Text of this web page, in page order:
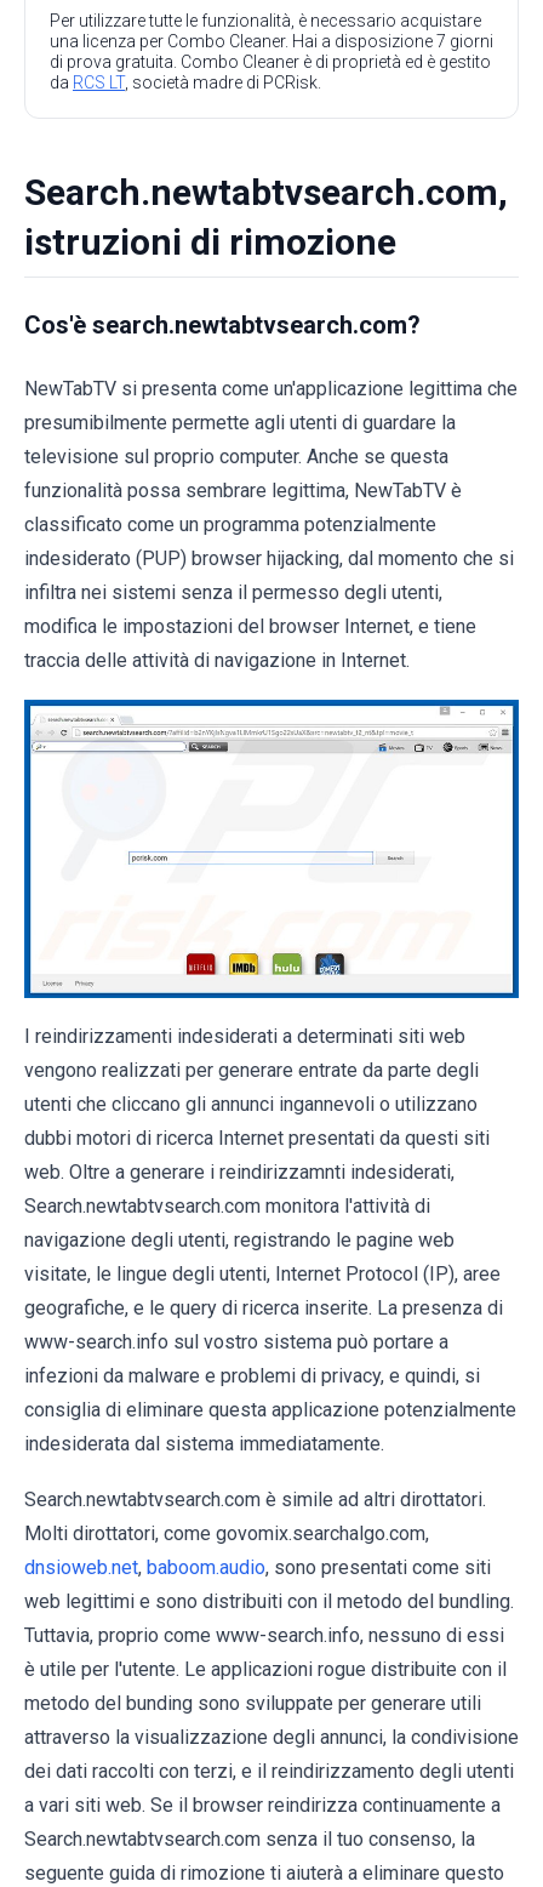
Per utilizzare tutte le funzionalità, è necessario acquistare
una licenza per Combo Cleaner. Hai a disposizione 7 giorni
di prova gratuita. Combo Cleaner è di proprietà ed è gestito
da RCS LT, società madre di PCRisk.
Search.newtabtvsearch.com,
istruzioni di rimozione
Cos'è search.newtabtvsearch.com?
NewTabTV si presenta come un'applicazione legittima che
presumibilmente permette agli utenti di guardare la
televisione sul proprio computer. Anche se questa
funzionalità possa sembrare legittima, NewTabTV è
classificato come un programma potenzialmente
indesiderato (PUP) browser hijacking, dal momento che si
infiltra nei sistemi senza il permesso degli utenti,
modifica le impostazioni del browser Internet, e tiene
traccia delle attività di navigazione in Internet.
I reindirizzamenti indesiderati a determinati siti web
vengono realizzati per generare entrate da parte degli
utenti che cliccano gli annunci ingannevoli o utilizzano
dubbi motori di ricerca Internet presentati da questi siti
web. Oltre a generare i reindirizzamnti indesiderati,
Search.newtabtvsearch.com monitora l'attività di
navigazione degli utenti, registrando le pagine web
visitate, le lingue degli utenti, Internet Protocol (IP), aree
geografiche, e le query di ricerca inserite. La presenza di
www-search.info sul vostro sistema può portare a
infezioni da malware e problemi di privacy, e quindi, si
consiglia di eliminare questa applicazione potenzialmente
indesiderata dal sistema immediatamente.
Search.newtabtvsearch.com è simile ad altri dirottatori.
Molti dirottatori, come govomix.searchalgo.com,
dnsioweb.net, baboom.audio, sono presentati come siti
web legittimi e sono distribuiti con il metodo del bundling.
Tuttavia, proprio come www-search.info, nessuno di essi
è utile per l'utente. Le applicazioni rogue distribuite con il
metodo del bunding sono sviluppate per generare utili
attraverso la visualizzazione degli annunci, la condivisione
dei dati raccolti con terzi, e il reindirizzamento degli utenti
a vari siti web. Se il browser reindirizza continuamente a
Search.newtabtvsearch.com senza il tuo consenso, la
seguente guida di rimozione ti aiuterà a eliminare questo